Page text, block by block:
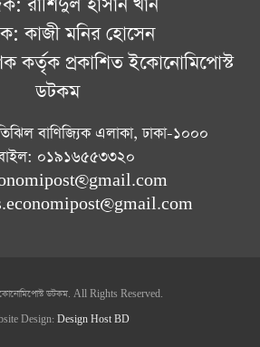
রাশিদুল হাসান খান
কাজী মনির হোসেন
কর্তৃক প্রকাশিত ইকোনোমিপোস্ট
ডটকম
বাণিজ্যিক এলাকা, ঢাকা-১০০০
০১৯১৬৫৫৩৩২০
ডটকম. All Rights Reserved.
Design: Design Host BD